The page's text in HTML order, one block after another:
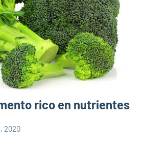
rico en nutrientes
2020